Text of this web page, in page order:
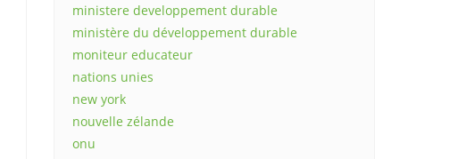
ministere developpement durable
ministère du développement durable
moniteur educateur
nations unies
new york
nouvelle zélande
onu